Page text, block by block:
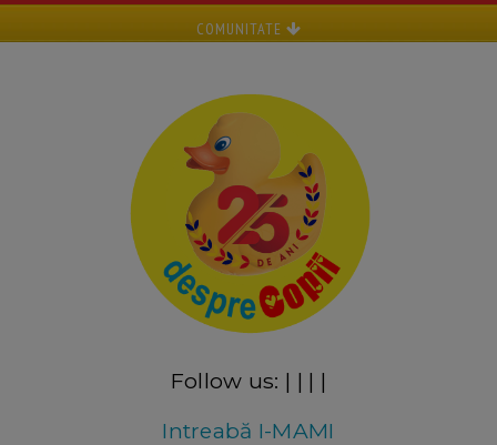
COMUNITATE
Follow us: | | | |
Intreabă I-MAMI